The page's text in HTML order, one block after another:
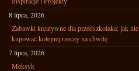
8 lipca, 2026
Zabawki kreatywne dla przedszkolaka: jak nie
kupować kolejnej rzeczy na chwilę
7 lipca, 2026
Meksyk